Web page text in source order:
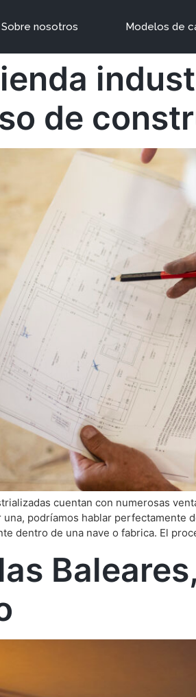
Sobre nosotros Modelos de
de
cuentan con numerosas
podríamos hablar perfectamente
dentro de una nave o fabrica. El